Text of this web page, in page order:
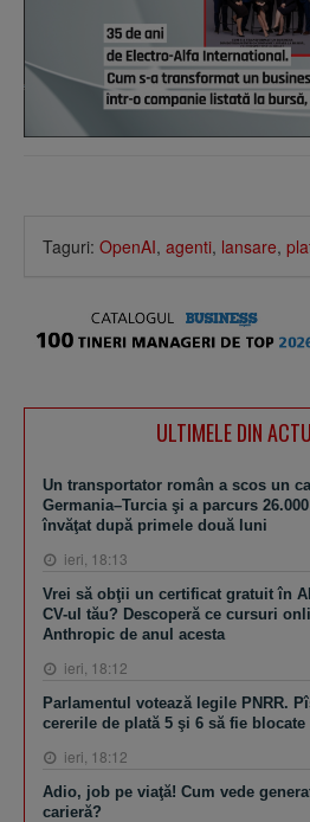
Taguri: OpenAI, agenti, lansare,
ULTIMELE DIN
Un transportator român a scos un
Germania–Turcia şi a parcurs
învăţat după primele două luni
ieri, 18:13
Vrei să obţii un certificat gratuit în
CV-ul tău? Descoperă ce cursuri
Anthropic de anul acesta
ieri, 18:12
Parlamentul votează legile PNRR.
cererile de plată 5 şi 6 să fie blocate
ieri, 18:12
Adio, job pe viaţă! Cum vede
carieră?